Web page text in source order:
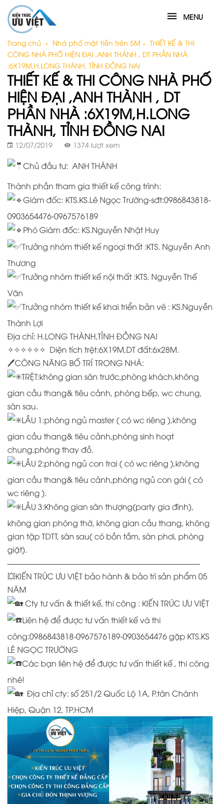
MENU
Trang chủ › Nhà phố mặt tiền trên 5M › THIẾT KẾ & THI
CÔNG NHÀ PHỐ HIỆN ĐẠI ,ANH THÀNH , DT PHẦN NHÀ
:6X19M,H.LONG THÀNH, TỈNH ĐỒNG NAI
THIẾT KẾ & THI CÔNG NHÀ PHỐ
HIỆN ĐẠI ,ANH THÀNH , DT
PHẦN NHÀ :6X19M,H.LONG
THÀNH, TỈNH ĐỒNG NAI
12/07/2019 1374 lượt xem
Chủ đầu tư: ANH THÀNH
Thành phần tham gia thiết kế công trình:
Giám đốc: KTS.KS.Lê Ngọc Trường-sđt:0986843818-
0903654476-0967576189
Phó Giám đốc: KS.Nguyễn Nhật Huy
Trưởng nhóm thiết kế ngoại thất :KTS. Nguyễn Anh
Thương
Trưởng nhóm thiết kế nội thất :KTS. Nguyễn Thế
Văn
Trưởng nhóm thiết kế khai triển bản vẽ : KS.Nguyễn
Thành Lợi
Địa chỉ: H.LONG THÀNH,TỈNH ĐỒNG NAI
✧✧✧✧✧✧ Diện tích trệt:6X19M,DT đất:6x28M.
🖊CÔNG NĂNG BỐ TRÍ TRONG NHÀ:
TRỆT:không gian sân trước,phòng khách,không
gian cầu thang& tiêu cảnh, phòng bếp, wc chung,
sân sau.
LẦU 1:phòng ngủ master ( có wc riêng ),không
gian cầu thang& tiêu cảnh,phòng sinh hoạt
chung,phòng thay đồ.
LẦU 2:phòng ngủ con trai ( có wc riêng ),không
gian cầu thang& tiêu cảnh,phòng ngủ con gái ( có
wc riêng ).
LẦU 3:Không gian sân thượng(party gia đình),
không gian phòng thờ, không gian cầu thang, không
gian tập TDTT, sân sau( có bồn tắm, sân phơi, phòng
giặt).
————————————————————————–
💥KIẾN TRÚC ƯU VIỆT bảo hành & bảo trì sản phẩm 05
NĂM
Cty tư vấn & thiết kế, thi công : KIẾN TRÚC ƯU VIỆT
Liên hệ để được tư vấn thiết kế và thi
công:0986843818-0967576189-0903654476 gặp KTS.KS
LÊ NGỌC TRƯỜNG
Các bạn liên hệ để được tư vấn thiết kế , thi công
nhé!
Địa chỉ cty: số 251/2 Quốc Lộ 1A, P.tân Chánh
Hiệp, Quận 12, TP.HCM